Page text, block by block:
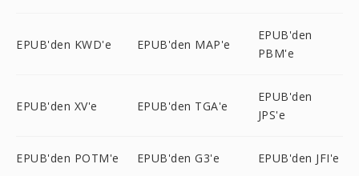
EPUB'den KWD'e EPUB'den MAP'e
EPUB'den
PBM'e
EPUB'den XV'e EPUB'den TGA'e
EPUB'den
JPS'e
EPUB'den POTM'e EPUB'den G3'e EPUB'den JFI'e